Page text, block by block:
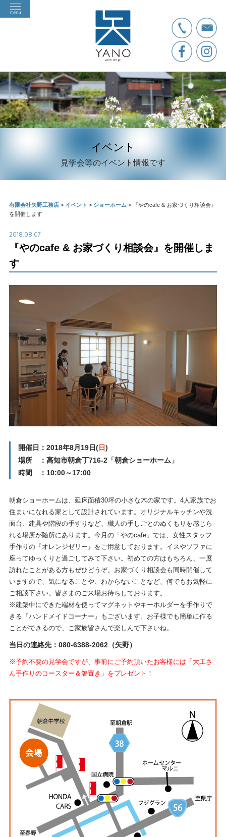
イベント
見学会等のイベント情報です
有限会社矢野工務店> イベント > ショーホーム >
『やのcafe & お家づくり相談会』
を開催します
2018.08.07
『やのcafe & お家づくり相談会』を開催しま
す
開催日：2018年8月19日(日)
場所 ：高知市朝倉丁716-2「朝倉ショーホーム」
時間 ：10:00～17:00
朝倉ショーホームは、延床面積30坪の小さな木の家です。4人家族でお
住まいになれる家として設計されています。オリジナルキッチンや洗
面台、建具や階段の手すりなど、職人の手しごとのぬくもりを感じら
れる場所が随所にあります。今月の「やのcafe」では、女性スタッフ
手作りの『オレンジゼリー』をご用意しております。イスやソファに
座ってゆっくりと過ごしてみて下さい。初めての方はもちろん、一度
訪れたことがある方もぜひどうぞ。お家づくり相談会も同時開催して
いますので、気になることや、わからないことなど、何でもお気軽に
ご相談下さい。皆さまのご来場お待ちしております。
※建築中にできた端材を使ってマグネットやキーホルダーを手作りで
きる『ハンドメイドコーナー』もございます。お子様でも簡単に作る
ことができるので、ご家族皆さんで楽しんで下さいね。
当日の連絡先：080-6388-2062（矢野）
※予約不要の見学会ですが、事前にご予約頂いたお客様には「大工さ
ん手作りのコースター＆箸置き」をプレゼント！